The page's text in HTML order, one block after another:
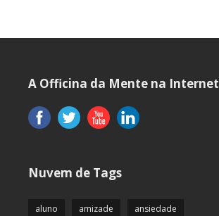
A Officina da Mente na Internet
Nuvem de Tags
aluno amizade ansiedade